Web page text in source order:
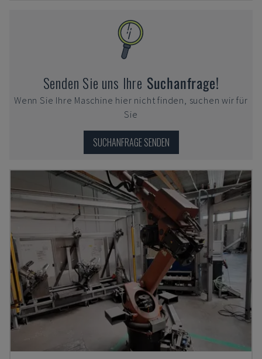
Senden Sie uns Ihre Suchanfrage!
Wenn Sie Ihre Maschine hier nicht finden, suchen wir für
Sie
SUCHANFRAGE SENDEN